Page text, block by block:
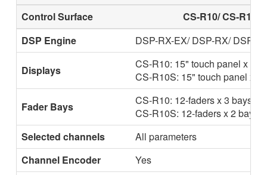
Control Surface
CS-R10/ CS-R10-S
DSP Engine
DSP-RX-EX/ DSP-RX/ DSP-
Displays
CS-R10: 15" touch panel x 2
CS-R10S: 15" touch panel x 1
Fader Bays
CS-R10: 12-faders x 3 bays
CS-R10S: 12-faders x 2 bays
Selected channels
All parameters
Channel Encoder
Yes